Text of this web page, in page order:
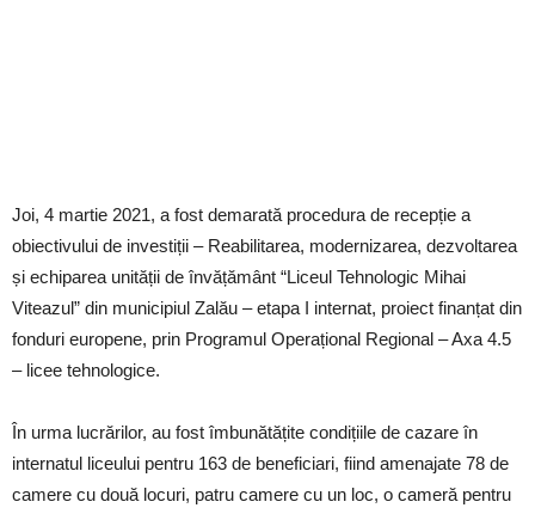
Joi, 4 martie 2021, a fost demarată procedura de recepție a
obiectivului de investiții – Reabilitarea, modernizarea, dezvoltarea
și echiparea unității de învățământ “Liceul Tehnologic Mihai
Viteazul” din municipiul Zalău – etapa I internat, proiect finanțat din
fonduri europene, prin Programul Operațional Regional – Axa 4.5
– licee tehnologice.
În urma lucrărilor, au fost îmbunătățite condițiile de cazare în
internatul liceului pentru 163 de beneficiari, fiind amenajate 78 de
camere cu două locuri, patru camere cu un loc, o cameră pentru